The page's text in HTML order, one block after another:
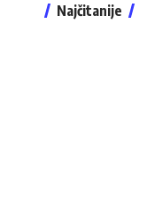
Najčitanije